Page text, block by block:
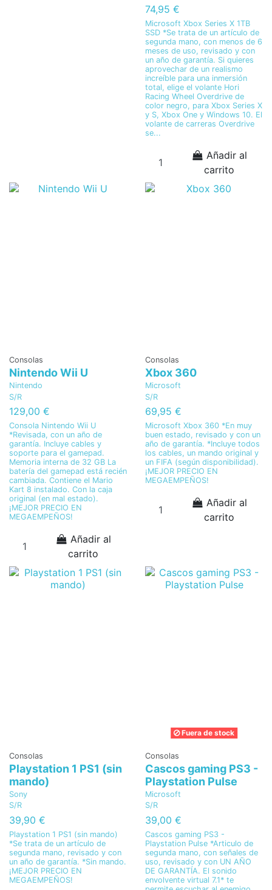
74,95 €
Microsoft Xbox Series X 1TB
SSD *Se trata de un artículo de
segunda mano, con menos de 6
meses de uso, revisado y con
un año de garantía. Si quieres
aprovechar de un realismo
increíble para una inmersión
total, elige el volante Hori
Racing Wheel Overdrive de
color negro, para Xbox Series X
y S, Xbox One y Windows 10. El
volante de carreras Overdrive
se...
Añadir al
carrito
Consolas
Nintendo Wii U
Nintendo
S/R
129,00 €
Consola Nintendo Wii U
*Revisada, con un año de
garantía. Incluye cables y
soporte para el gamepad.
Memoria interna de 32 GB La
batería del gamepad está recién
cambiada. Contiene el Mario
Kart 8 instalado. Con la caja
original (en mal estado).
¡MEJOR PRECIO EN
MEGAEMPEÑOS!
Añadir al
carrito
Consolas
Xbox 360
Microsoft
S/R
69,95 €
Microsoft Xbox 360 *En muy
buen estado, revisado y con un
año de garantía. *Incluye todos
los cables, un mando original y
un FIFA (según disponibilidad).
¡MEJOR PRECIO EN
MEGAEMPEÑOS!
Añadir al
carrito
Consolas
Playstation 1 PS1 (sin
mando)
Sony
S/R
39,90 €
Playstation 1 PS1 (sin mando)
*Se trata de un artículo de
segunda mano, revisado y con
un año de garantía. *Sin mando.
¡MEJOR PRECIO EN
MEGAEMPEÑOS!
Fuera de stock
Consolas
Cascos gaming PS3 -
Playstation Pulse
Microsoft
S/R
39,00 €
Cascos gaming PS3 -
Playstation Pulse *Articulo de
segunda mano, con señales de
uso, revisado y con UN AÑO
DE GARANTÍA. El sonido
envolvente virtual 7.1* te